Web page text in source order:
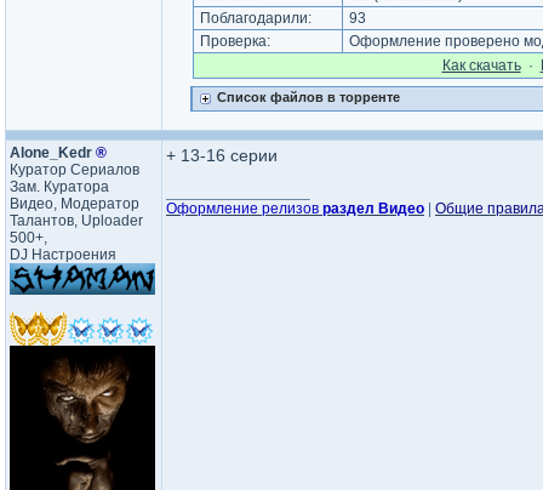
Поблагодарили:
93
Проверка:
Оформление проверено
Как cкачать·
Список файлов в торренте
Alone_Kedr ®
Куратор Сериалов
Зам. Куратора
Видео, Модератор
Талантов, Uploader
500+,
DJ Настроения
+ 13-16 серии
Оформление релизов раздел Видео Общие